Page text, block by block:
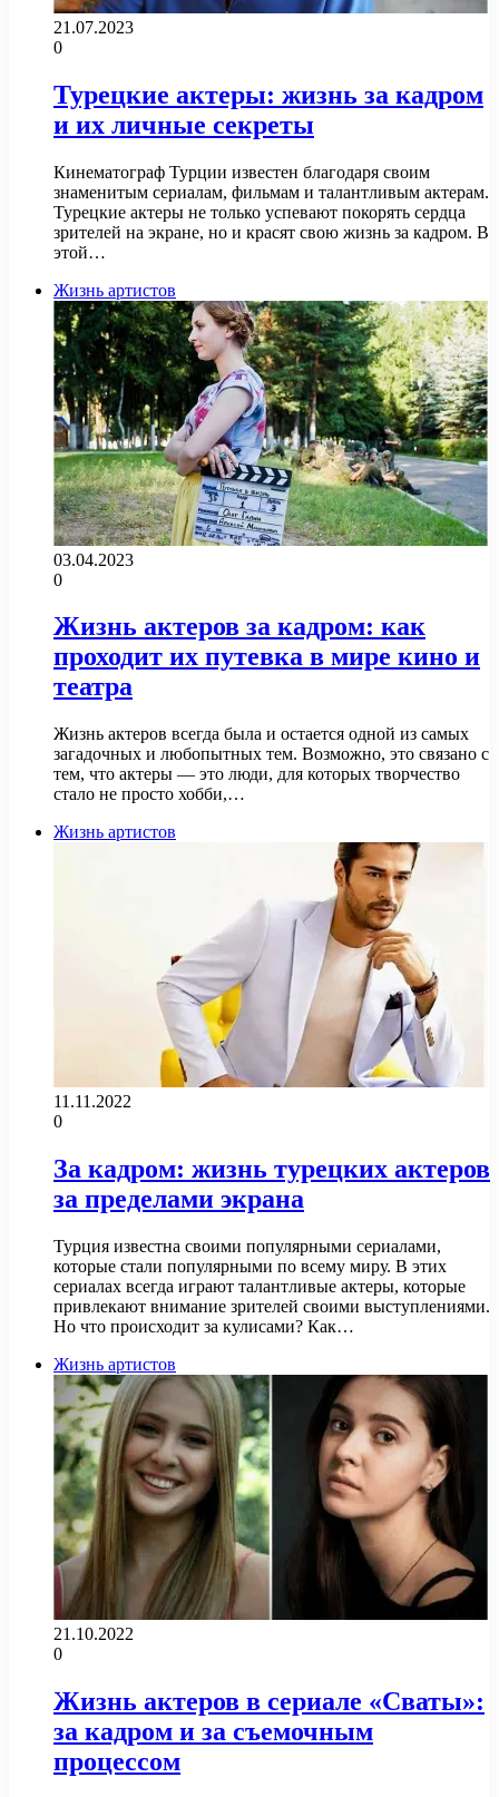
21.07.2023
0
Турецкие актеры: жизнь за кадром
и их личные секреты
Кинематограф Турции известен благодаря своим
знаменитым сериалам, фильмам и талантливым актерам.
Турецкие актеры не только успевают покорять сердца
зрителей на экране, но и красят свою жизнь за кадром. В
этой…
Жизнь артистов
03.04.2023
0
Жизнь актеров за кадром: как
проходит их путевка в мире кино и
театра
Жизнь актеров всегда была и остается одной из самых
загадочных и любопытных тем. Возможно, это связано с
тем, что актеры — это люди, для которых творчество
стало не просто хобби,…
Жизнь артистов
11.11.2022
0
За кадром: жизнь турецких актеров
за пределами экрана
Турция известна своими популярными сериалами,
которые стали популярными по всему миру. В этих
сериалах всегда играют талантливые актеры, которые
привлекают внимание зрителей своими выступлениями.
Но что происходит за кулисами? Как…
Жизнь артистов
21.10.2022
0
Жизнь актеров в сериале «Сваты»:
за кадром и за съемочным
процессом